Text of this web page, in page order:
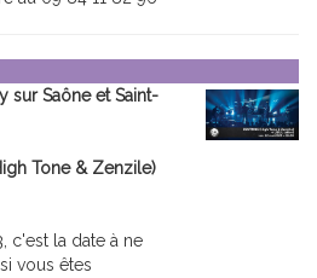
sur Saône et Saint-
Tone & Zenzile)
c'est la date à ne
vous êtes